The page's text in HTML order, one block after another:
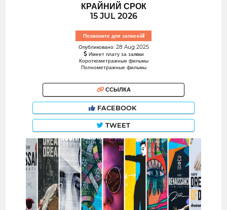
КРАЙНИЙ СРОК
15 JUL 2026
Позвоните для записей!
Опубликовано: 28 Aug 2025
Имеет плату за заявки
Короткометражные фильмы
Полнометражные фильмы
ССЫЛКА
FACEBOOK
TWEET